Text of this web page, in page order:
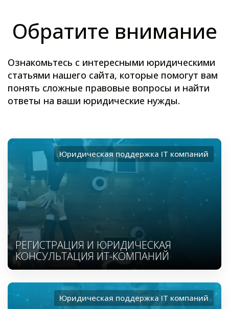
Обратите внимание
Ознакомьтесь с интересными юридическими
статьями нашего сайта, которые помогут вам
понять сложные правовые вопросы и найти
ответы на ваши юридические нужды.
РЕГИСТРАЦИЯ И ЮРИДИЧЕСКАЯ
КОНСУЛЬТАЦИЯ ИТ-КОМПАНИЙ
Юридическая поддержка ІТ компаний
Юридическая поддержка ІТ компаний